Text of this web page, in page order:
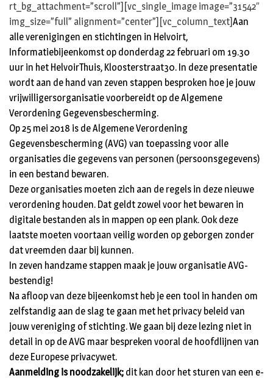
rt_bg_attachment=”scroll”][vc_single_image image=”31542″
img_size=”full” alignment=”center”][vc_column_text]Aan
alle verenigingen en stichtingen in Helvoirt,
Informatiebijeenkomst op donderdag 22 februari om 19.30
uur in het HelvoirThuis, Kloosterstraat30. In deze presentatie
wordt aan de hand van zeven stappen besproken hoe je jouw
vrijwilligersorganisatie voorbereidt op de Algemene
Verordening Gegevensbescherming.
Op 25 mei 2018 is de Algemene Verordening
Gegevensbescherming (AVG) van toepassing voor alle
organisaties die gegevens van personen (persoonsgegevens)
in een bestand bewaren.
Deze organisaties moeten zich aan de regels in deze nieuwe
verordening houden. Dat geldt zowel voor het bewaren in
digitale bestanden als in mappen op een plank. Ook deze
laatste moeten voortaan veilig worden op geborgen zonder
dat vreemden daar bij kunnen.
In zeven handzame stappen maak je jouw organisatie AVG-
bestendig!
Na afloop van deze bijeenkomst heb je een tool in handen om
zelfstandig aan de slag te gaan met het privacy beleid van
jouw vereniging of stichting. We gaan bij deze lezing niet in
detail in op de AVG maar bespreken vooral de hoofdlijnen van
deze Europese privacywet.
Aanmelding is noodzakelijk; dit kan door het sturen van een e-